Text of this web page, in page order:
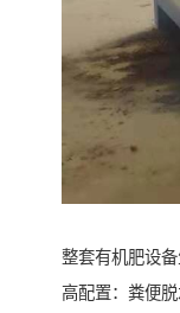
整套有机肥设
高配置：粪便